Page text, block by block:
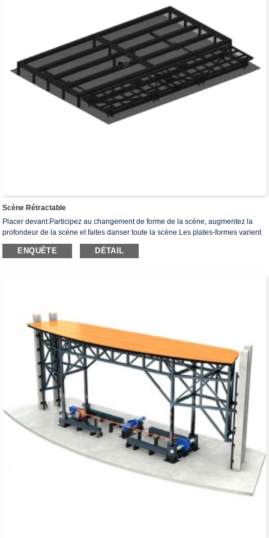
Scène Rétractable
Placer devant.Participez au changement de forme de la scène, augmentez la
profondeur de la scène et faites danser toute la scène.Les plates-formes varient
selon les longueurs ;La table télescopique est composée d'un cadre en acier,
d'un plancher en bois et de panneaux décoratifs environnants, d'un dispositif
ENQUÊTE DÉTAIL